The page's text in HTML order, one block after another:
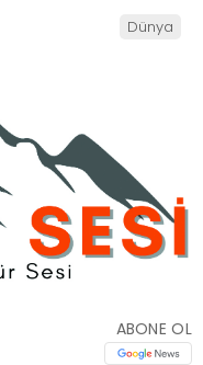
Dünya
ABONE OL